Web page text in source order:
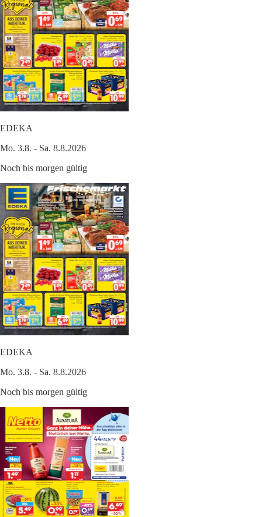
EDEKA
Mo. 3.8. - Sa. 8.8.2026
Noch bis morgen gültig
EDEKA
Mo. 3.8. - Sa. 8.8.2026
Noch bis morgen gültig